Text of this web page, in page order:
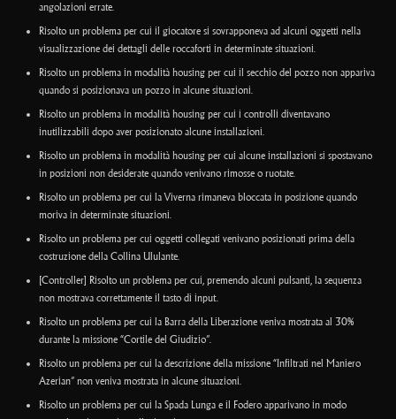
angolazioni errate.
Risolto un problema per cui il giocatore si sovrapponeva ad alcuni oggetti nella
visualizzazione dei dettagli delle roccaforti in determinate situazioni.
Risolto un problema in modalità housing per cui il secchio del pozzo non appariva
quando si posizionava un pozzo in alcune situazioni.
Risolto un problema in modalità housing per cui i controlli diventavano
inutilizzabili dopo aver posizionato alcune installazioni.
Risolto un problema in modalità housing per cui alcune installazioni si spostavano
in posizioni non desiderate quando venivano rimosse o ruotate.
Risolto un problema per cui la Viverna rimaneva bloccata in posizione quando
moriva in determinate situazioni.
Risolto un problema per cui oggetti collegati venivano posizionati prima della
costruzione della Collina Ululante.
[Controller] Risolto un problema per cui, premendo alcuni pulsanti, la sequenza
non mostrava correttamente il tasto di input.
Risolto un problema per cui la Barra della Liberazione veniva mostrata al 30%
durante la missione “Cortile del Giudizio”.
Risolto un problema per cui la descrizione della missione “Infiltrati nel Maniero
Azerian” non veniva mostrata in alcune situazioni.
Risolto un problema per cui la Spada Lunga e il Fodero apparivano in modo